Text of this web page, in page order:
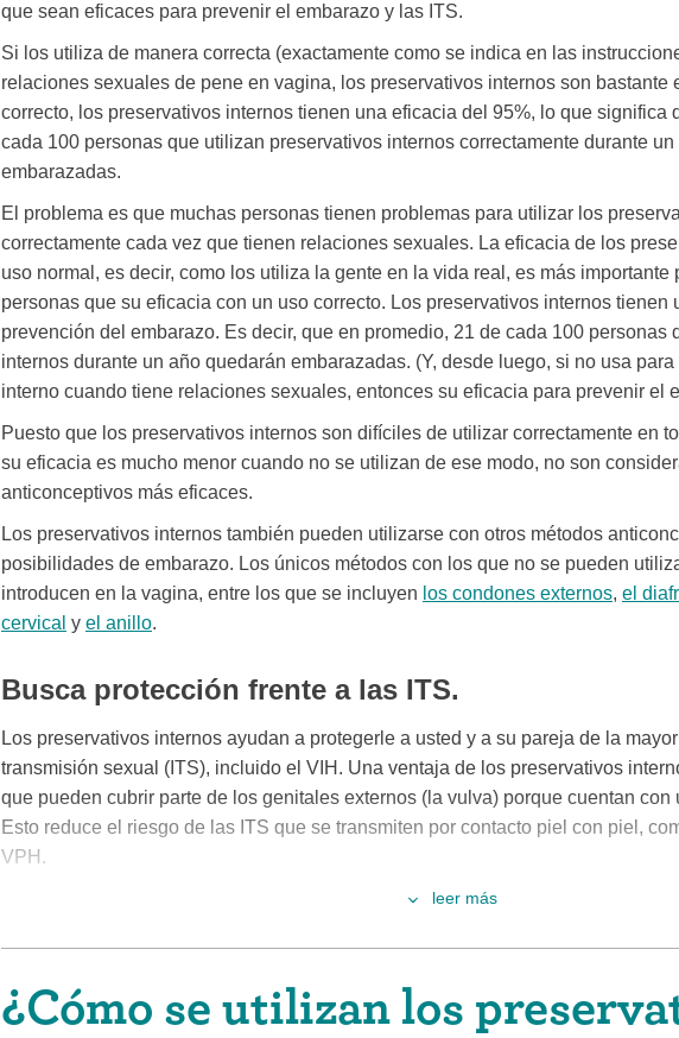
que sean eficaces para prevenir el embarazo y las ITS.
Si los utiliza de manera correcta (exactamente como se indica en las
relaciones sexuales de pene en vagina, los preservativos internos son bastante
correcto, los preservativos internos tienen una eficacia del 95%, lo que significa
cada 100 personas que utilizan preservativos internos correctamente durante
embarazadas.
El problema es que muchas personas tienen problemas para utilizar los
correctamente cada vez que tienen relaciones sexuales. La eficacia de los
uso normal, es decir, como los utiliza la gente en la vida real, es más importante
personas que su eficacia con un uso correcto. Los preservativos internos tienen
prevención del embarazo. Es decir, que en promedio, 21 de cada 100 personas
internos durante un año quedarán embarazadas. (Y, desde luego, si no usa
interno cuando tiene relaciones sexuales, entonces su eficacia para prevenir el
Puesto que los preservativos internos son difíciles de utilizar correctamente en
su eficacia es mucho menor cuando no se utilizan de ese modo, no son
anticonceptivos más eficaces.
Los preservativos internos también pueden utilizarse con otros métodos
posibilidades de embarazo. Los únicos métodos con los que no se pueden
introducen en la vagina, entre los que se incluyen los condones externos, el
cervical y el anillo.
Busca protección frente a las ITS.
Los preservativos internos ayudan a protegerle a usted y a su pareja de la
transmisión sexual (ITS), incluido el VIH. Una ventaja de los preservativos
que pueden cubrir parte de los genitales externos (la vulva) porque cuentan con
Esto reduce el riesgo de las ITS que se transmiten por contacto piel con piel,
VPH.
vive, los preservativos internos deben tirarse a la basura junto con sus
lo que si las personas con las que vive pueden ver o acceder a su basura,
leer más
¿Cómo se utilizan los